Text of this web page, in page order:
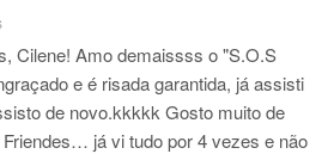
Cilene! Amo demaissss o "S.O.S
e é risada garantida, já assisti
de novo.kkkkk Gosto muito de
já vi tudo por 4 vezes e não